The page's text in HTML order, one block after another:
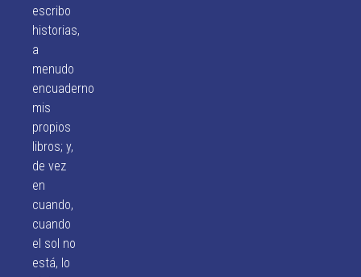
escribo
historias,
a
menudo
encuaderno
mis
propios
libros; y,
de vez
en
cuando,
cuando
el sol no
está, lo